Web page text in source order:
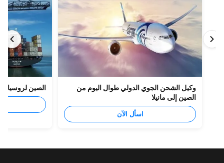
وكيل الشحن الجوي الدولي طوال اليوم من
الصين إلى مانيلا
اسأل الآن
الصين لروسيا الشحن